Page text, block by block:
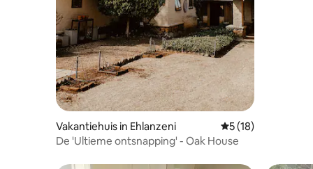
Vakantiehuis in Ehlanzeni Gemiddelde
5 (18)
De 'Ultieme ontsnapping' - Oak House